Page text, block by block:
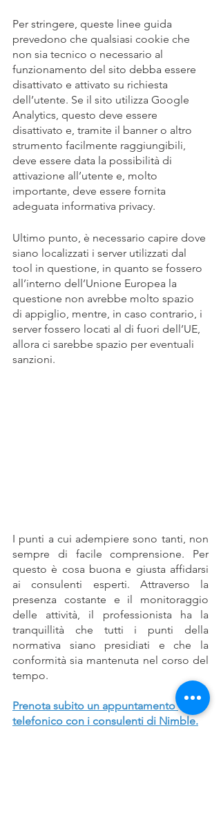
Per stringere, queste linee guida
prevedono che qualsiasi cookie che
non sia tecnico o necessario al
funzionamento del sito debba essere
disattivato e attivato su richiesta
dell’utente. Se il sito utilizza Google
Analytics, questo deve essere
disattivato e, tramite il banner o altro
strumento facilmente raggiungibili,
deve essere data la possibilità di
attivazione all’utente e, molto
importante, deve essere fornita
adeguata informativa privacy.
Ultimo punto, è necessario capire dove
siano localizzati i server utilizzati dal
tool in questione, in quanto se fossero
all’interno dell’Unione Europea la
questione non avrebbe molto spazio
di appiglio, mentre, in caso contrario, i
server fossero locati al di fuori dell’UE,
allora ci sarebbe spazio per eventuali
sanzioni.
I punti a cui adempiere sono tanti, non
sempre di facile comprensione. Per
questo è cosa buona e giusta affidarsi
ai consulenti esperti. Attraverso la
presenza costante e il monitoraggio
delle attività, il professionista ha la
tranquillità che tutti i punti della
normativa siano presidiati e che la
conformità sia mantenuta nel corso del
tempo.
Prenota subito un appuntamento
telefonico con i consulenti di Nimble.